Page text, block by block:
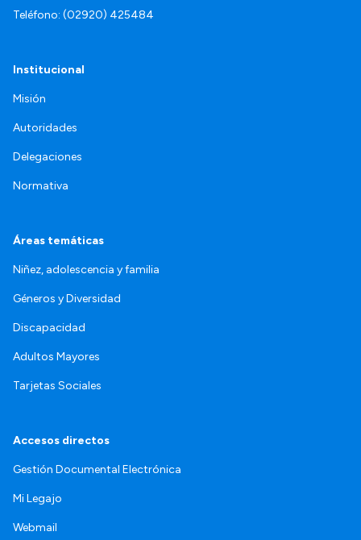
Teléfono: (02920) 425484
Institucional
Misión
Autoridades
Delegaciones
Normativa
Áreas temáticas
Niñez, adolescencia y familia
Géneros y Diversidad
Discapacidad
Adultos Mayores
Tarjetas Sociales
Accesos directos
Gestión Documental Electrónica
Mi Legajo
Webmail